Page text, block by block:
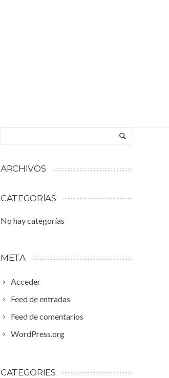
ARCHIVOS
CATEGORÍAS
No hay categorías
META
Acceder
Feed de entradas
Feed de comentarios
WordPress.org
CATEGORIES